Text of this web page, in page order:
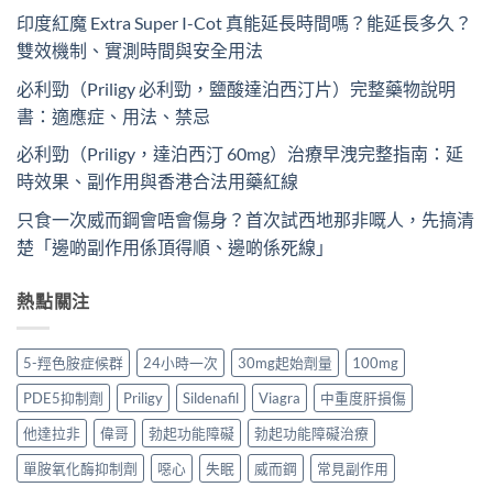
印度紅魔 Extra Super I-Cot 真能延長時間嗎？能延長多久？
雙效機制、實測時間與安全用法
必利勁（Priligy 必利勁，鹽酸達泊西汀片）完整藥物說明
書：適應症、用法、禁忌
必利勁（Priligy，達泊西汀 60mg）治療早洩完整指南：延
時效果、副作用與香港合法用藥紅線
只食一次威而鋼會唔會傷身？首次試西地那非嘅人，先搞清
楚「邊啲副作用係頂得順、邊啲係死線」
熱點關注
5-羥色胺症候群 24小時一次 30mg起始劑量
100mg
PDE5抑制劑
Priligy Sildenafil Viagra
中重度肝損傷
他達拉非
偉哥 勃起功能障礙
勃起功能障礙治療
單胺氧化酶抑制劑
噁心 失眠 威而鋼
常見副作用